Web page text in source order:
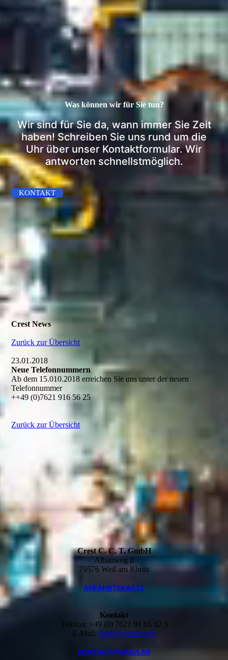
Was können wir für Sie tun?
Wir sind für Sie da, wann immer Sie Zeit
haben! Schreiben Sie uns rund um die
Uhr über unser Kontaktformular. Wir
antworten schnellstmöglich.
KONTAKT
Crest News
Zurück zur Übersicht
23.01.2018
Neue Telefonnummern
Ab dem 15.010.2018 erreichen Sie uns unter der neuen
Telefonnummer
++49 (0)7621 916 56 25
Zurück zur Übersicht
Crest C. C. T. GmbH
Albanweg 8
79576 Weil am Rhein
ANFAHRTSKARTE
Kontakt
Telefon: +49 (0) 7621 91 65 62 5
E-Mail: team@crestnet.de
KONTAKTFORMULAR